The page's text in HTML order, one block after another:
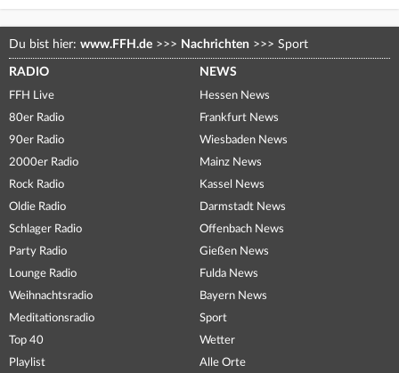
Du bist hier: www.FFH.de >>> Nachrichten >>> Sport
RADIO
FFH Live
80er Radio
90er Radio
2000er Radio
Rock Radio
Oldie Radio
Schlager Radio
Party Radio
Lounge Radio
Weihnachtsradio
Meditationsradio
Top 40
Playlist
NEWS
Hessen News
Frankfurt News
Wiesbaden News
Mainz News
Kassel News
Darmstadt News
Offenbach News
Gießen News
Fulda News
Bayern News
Sport
Wetter
Alle Orte